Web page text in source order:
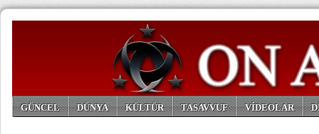
GÜNCEL DÜNYA KÜLTÜR TASAVVUF VİDEOLAR